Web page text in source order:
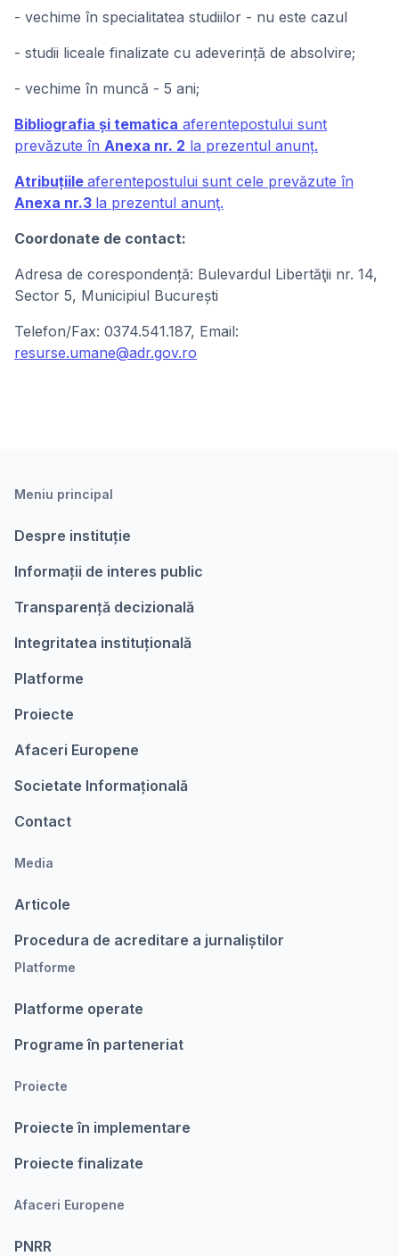
- vechime în specialitatea studiilor - nu este cazul
- studii liceale finalizate cu adeverință de absolvire;
- vechime în muncă - 5 ani;
Bibliografia și tematica aferentepostului sunt
prevăzute în Anexa nr. 2 la prezentul anunț.
Atribuțiile aferentepostului sunt cele prevăzute în
Anexa nr.3 la prezentul anunţ.
Coordonate de contact:
Adresa de corespondență: Bulevardul Libertăţii nr. 14,
Sector 5, Municipiul București
Telefon/Fax: 0374.541.187, Email:
resurse.umane@adr.gov.ro
Meniu principal
Despre instituție
Informații de interes public
Transparență decizională
Integritatea instituțională
Platforme
Proiecte
Afaceri Europene
Societate Informațională
Contact
Media
Articole
Procedura de acreditare a jurnaliștilor
Platforme
Platforme operate
Programe în parteneriat
Proiecte
Proiecte în implementare
Proiecte finalizate
Afaceri Europene
PNRR